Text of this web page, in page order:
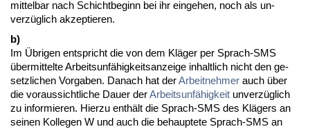
mit­tel­bar nach Schicht­be­ginn bei ihr ein­ge­hen, noch als un­
verzüglich ak­zep­tie­ren.
b)
Im Übri­gen ent­spricht die von dem Kläger per Sprach-SMS
über­mit­tel­te Ar­beits­unfähig­keits­an­zei­ge in­halt­lich nicht den ge­
setz­li­chen Vor­ga­ben. Da­nach hat derAr­beit­neh­mer auch über
die vor­aus­sicht­li­che Dau­er derAr­beits­unfähig­keit un­verzüglich
zu in­for­mie­ren. Hier­zu enthält die Sprach-SMS des Klägers an
sei­nen Kol­le­gen W und auch die be­haup­te­te Sprach-SMS an